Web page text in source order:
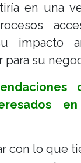
en una
impacto
para su
con lo que